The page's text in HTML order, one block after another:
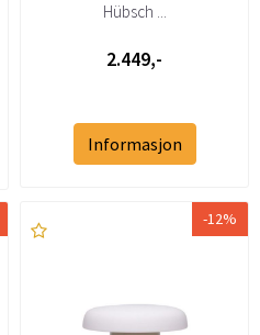
Hübsch ...
2.449,-
Informasjon
-12%